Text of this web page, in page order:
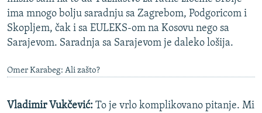
ima mnogo bolju saradnju sa Zagrebom, Podgoricom i
Skopljem, čak i sa EULEKS-om na Kosovu nego sa
Sarajevom. Saradnja sa Sarajevom je daleko lošija.
Omer Karabeg: Ali zašto?
Vladimir Vukčević: To je vrlo komplikovano pitanje. Mi